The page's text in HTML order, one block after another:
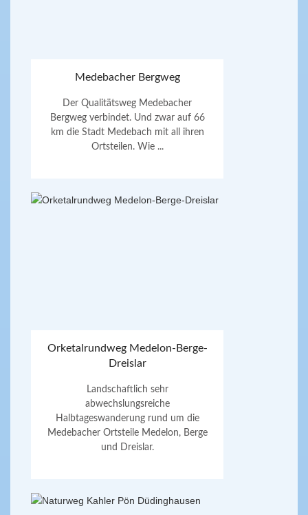
Medebacher Bergweg
Der Qualitätsweg Medebacher
Bergweg verbindet. Und zwar auf 66
km die Stadt Medebach mit all ihren
Ortsteilen. Wie ...
Orketalrundweg Medelon-Berge-
Dreislar
Landschaftlich sehr
abwechslungsreiche
Halbtageswanderung rund um die
Medebacher Ortsteile Medelon, Berge
und Dreislar.